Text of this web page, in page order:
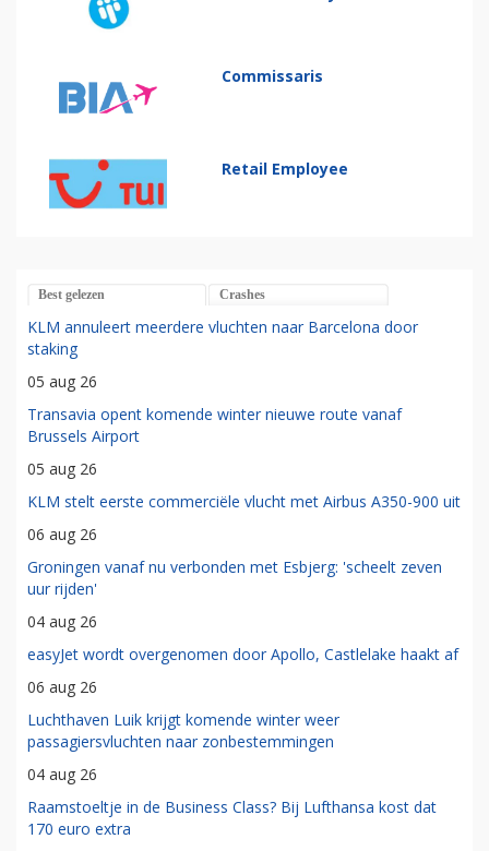
Commissaris
Retail Employee
Best gelezen Crashes
KLM annuleert meerdere vluchten naar Barcelona door
staking
05 aug 26
Transavia opent komende winter nieuwe route vanaf
Brussels Airport
05 aug 26
KLM stelt eerste commerciële vlucht met Airbus A350-900 uit
06 aug 26
Groningen vanaf nu verbonden met Esbjerg: 'scheelt zeven
uur rijden'
04 aug 26
easyJet wordt overgenomen door Apollo, Castlelake haakt af
06 aug 26
Luchthaven Luik krijgt komende winter weer
passagiersvluchten naar zonbestemmingen
04 aug 26
Raamstoeltje in de Business Class? Bij Lufthansa kost dat
170 euro extra